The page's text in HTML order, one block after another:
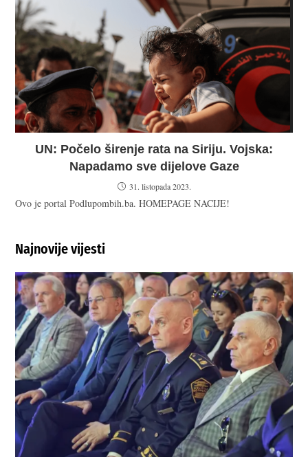
UN: Počelo širenje rata na Siriju. Vojska:
Napadamo sve dijelove Gaze
31. listopada 2023.
Ovo je portal Podlupombih.ba. HOMEPAGE NACIJE!
Najnovije vijesti